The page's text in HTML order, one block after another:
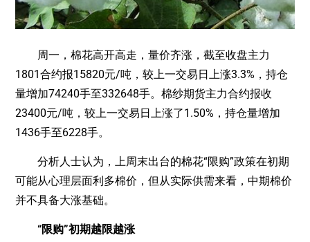
周一，棉花高开高走，量价齐涨，截至收盘主力
1801合约报15820元/吨，较上一交易日上涨3.3%，持仓
量增加74240手至332648手。棉纱期货主力合约报收
23400元/吨，较上一交易日上涨了1.50%，持仓量增加
1436手至6228手。
分析人士认为，上周末出台的棉花“限购”政策在初期
可能从心理层面利多棉价，但从实际供需来看，中期棉价
并不具备大涨基础。
“限购”初期越限越涨